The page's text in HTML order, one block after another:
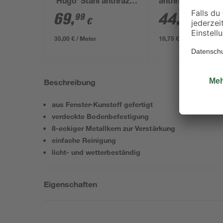
'Hugo' Stahl anthrazit
200 x 180 cm
69,99 €
35,00 € / Meter
anthrazit für
x 4 x 240 cm
44, €
18,75 € / Meter
Beschreibung
aus Fenster-Kunstoff gefertigt
verdeckte Bodenbefestigung
8-eckiger Metallkern zur Verstärkung
einfache Reinigung
licht- und wetterbeständig
Eigenschaften